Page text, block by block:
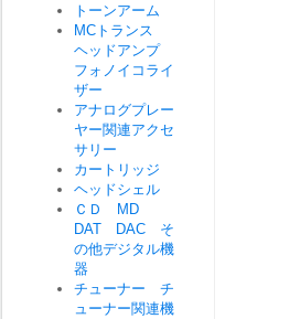
トーンアーム
MCトランス
ヘッドアンプ
フォノイコライ
ザー
アナログプレー
ヤー関連アクセ
サリー
カートリッジ
ヘッドシェル
ＣＤ MD
DAT DAC そ
の他デジタル機
器
チューナー チ
ューナー関連機